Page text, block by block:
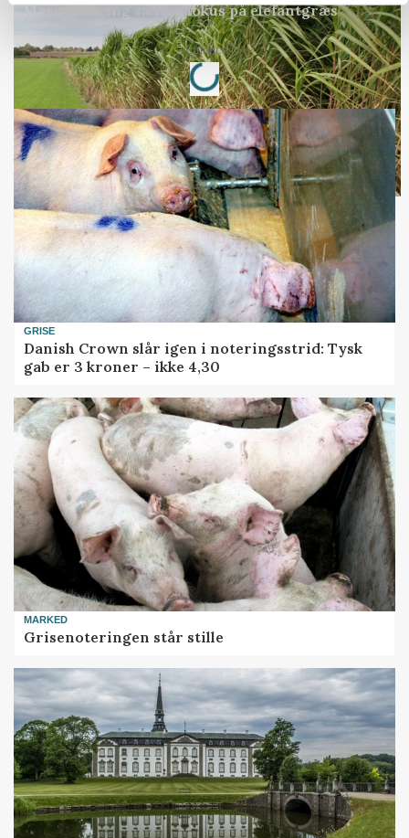
Markvandring sætter fokus på elefantgræs
Annonce
Loading...
GRISE
Danish Crown slår igen i noteringsstrid: Tysk
gab er 3 kroner – ikke 4,30
MARKED
Grisenoteringen står stille